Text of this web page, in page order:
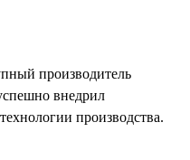
производитель
внедрил
производства.